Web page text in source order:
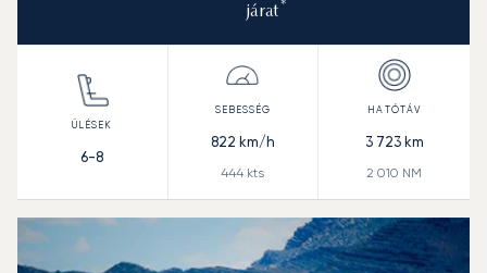
járat*
6-8
822 km/h
444 kts
3 723km
2 010 NM